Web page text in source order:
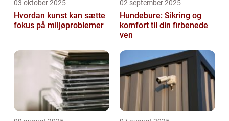
03 oktober 2025
Hvordan kunst kan sætte
fokus på miljøproblemer
02 september 2025
Hundebure: Sikring og
komfort til din firbenede
ven